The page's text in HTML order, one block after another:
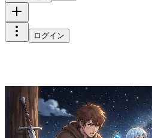
ログイン